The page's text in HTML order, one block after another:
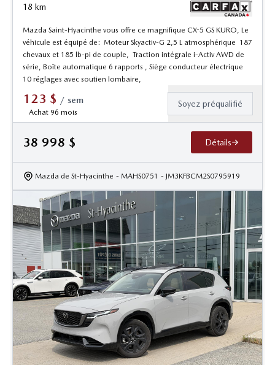
18 km
Mazda Saint-Hyacinthe vous offre ce magnifique CX-5 GS KURO, Le
véhicule est équipé de: Moteur Skyactiv-G 2,5 L atmosphérique 187
chevaux et 185 lb-pi de couple, Traction intégrale i-Activ AWD de
série, Boîte automatique 6 rapports , Siège conducteur électrique
10 réglages avec soutien lombaire,
123 $ / sem
Achat 96 mois
Soyez préqualifié
38 998 $ Détails
Mazda de St-Hyacinthe - MAHS0751 - JM3KFBCM2S0795919